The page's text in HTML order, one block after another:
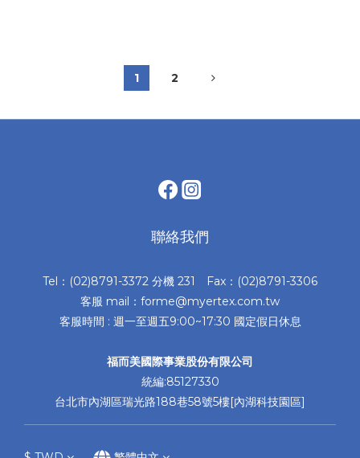
1 2
聯絡我們
Tel：(02)8791-3372 分機 231 Fax：(02)8791-3306
客服 mail：forme@myertex.com.tw
客服時間 : 週一至週五9:00~17:30 國定假日休息
福而美國際事業股份有限公司
統編:85127330
台北市內湖區瑞光路188巷58號5樓[內湖科技園區]